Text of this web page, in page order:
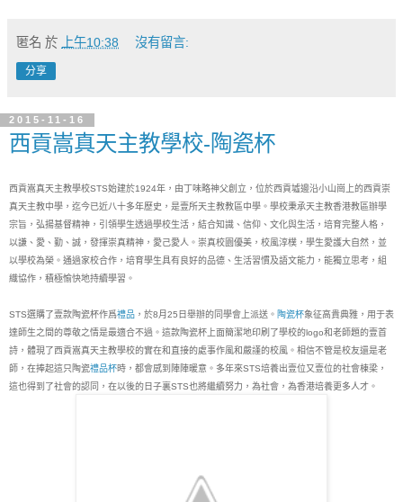
匿名 於 上午10:38 沒有留言:
分享
2015-11-16
西貢嵩真天主教學校-陶瓷杯
西貢嵩真天主教學校STS始建於1924年，由丁味略神父創立，位於西貢墟邊沿小山崗上的西貢崇
真天主教中學，迄今已近八十多年歷史，是壹所天主教教區中學。學校秉承天主教香港教區辦學
宗旨，弘揚基督精神，引領學生透過學校生活，結合知識、信仰、文化與生活，培育完整人格，
以謙、愛、勤、誠，發揮崇真精神，愛己愛人。崇真校園優美，校風淳樸，學生愛護大自然，並
以學校為榮。通過家校合作，培育學生具有良好的品德、生活習慣及語文能力，能獨立思考，組
織協作，積極愉快地持續學習。
STS選購了壹款陶瓷杯作爲禮品 ，於8月25日舉辦的同學會上派送。 陶瓷杯象征高貴典雅，用于表
達師生之間的尊敬之情是最適合不過。這款陶瓷杯上面簡潔地印刷了學校的logo和老師題的壹首
詩，體現了西貢嵩真天主教學校的實在和直接的處事作風和嚴謹的校風。相信不管是校友還是老
師，在捧起這只陶瓷禮品杯時，都會感到陣陣暖意。多年來STS培養出壹位又壹位的社會棟梁，
這也得到了社會的認同，在以後的日子裏STS也將繼續努力，為社會，為香港培養更多人才。